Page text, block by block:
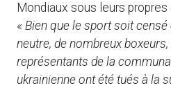
Mondiaux sous leurs
« Bien que le sport soit
neutre, de nombreux
représentants de la
ukrainienne ont été tués à la